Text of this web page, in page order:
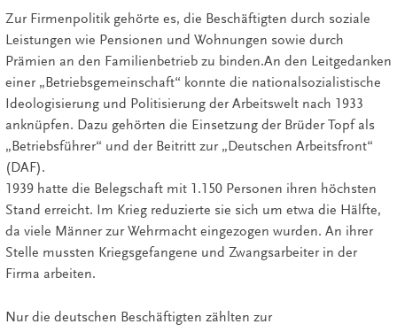
Zur Firmenpolitik gehörte es, die Beschäftigten durch soziale
Leistungen wie Pensionen und Wohnungen sowie durch
Prämien an den Familienbetrieb zu binden.An den Leitgedanken
einer „Betriebsgemeinschaft“ konnte die nationalsozialistische
Ideologisierung und Politisierung der Arbeitswelt nach 1933
anknüpfen. Dazu gehörten die Einsetzung der Brüder Topf als
„Betriebsführer“ und der Beitritt zur „Deutschen Arbeitsfront“
(DAF).
1939 hatte die Belegschaft mit 1.150 Personen ihren höchsten
Stand erreicht. Im Krieg reduzierte sie sich um etwa die Hälfte,
da viele Männer zur Wehrmacht eingezogen wurden. An ihrer
Stelle mussten Kriegsgefangene und Zwangsarbeiter in der
Firma arbeiten.
Nur die deutschen Beschäftigten zählten zur